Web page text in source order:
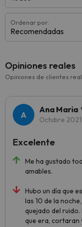
Ordenar por:
Recomendadas
Opiniones reales
Opiniones de clientes
Ana Maria
Octubre 2021
Me ha gustado
amables.
Hubo un día que
las 10 de la
quejado del
que era, cortaran
Excelente